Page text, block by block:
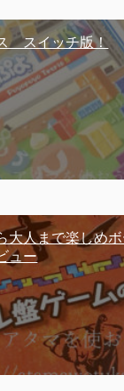
スイッチ版！
大人まで楽しめ
ュー